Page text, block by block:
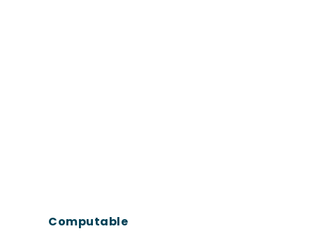
Computable